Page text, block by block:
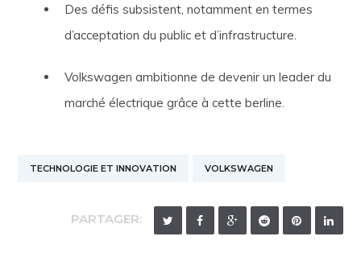
Des défis subsistent, notamment en termes
d’acceptation du public et d’infrastructure.
Volkswagen ambitionne de devenir un leader du
marché électrique grâce à cette berline.
TECHNOLOGIE ET INNOVATION VOLKSWAGEN
PARTAGER: